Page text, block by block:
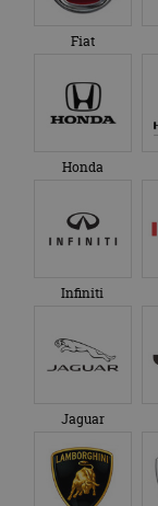
Fiat
Honda
Infiniti
Jaguar